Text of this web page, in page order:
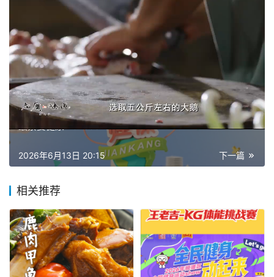
鲍鱼之最为干鲍，干鲍之最为溏心！#老广的味道 #纪录片
#家常菜 南非鲍鱼 烹饪
上一篇 2026年6月13日 12:00
最紧要健康 20260613
下一篇
2026年6月13日 20:15
相关推荐